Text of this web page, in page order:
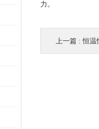
力。
上一篇 :恒温